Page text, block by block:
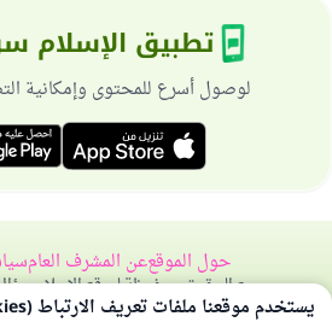
تطبيق الإسلام
لوصول أسرع للمحتوى وإمكانية
حول الموقععن المشرف العام
جميع الحقوق محفوظة لموقع الإسلام سؤال وجواب
يستخدم موقعنا ملفات تعريف الارتباط (Cookies)